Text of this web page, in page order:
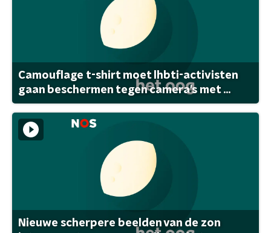
Camouflage t-shirt moet lhbti-activisten
gaan beschermen tegen camera's met ...
Nieuwe scherpere beelden van de zon